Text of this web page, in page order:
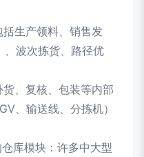
括生产领料、销售发
、波次拣货、路径优
货、复核、包装等内部
、输送线、分拣机）
库模块：许多中大型